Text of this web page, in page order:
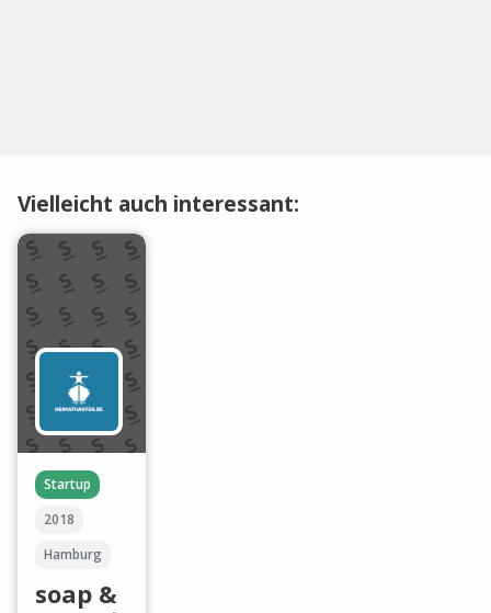
Vielleicht auch interessant:
Startup
2018
Hamburg
soap &